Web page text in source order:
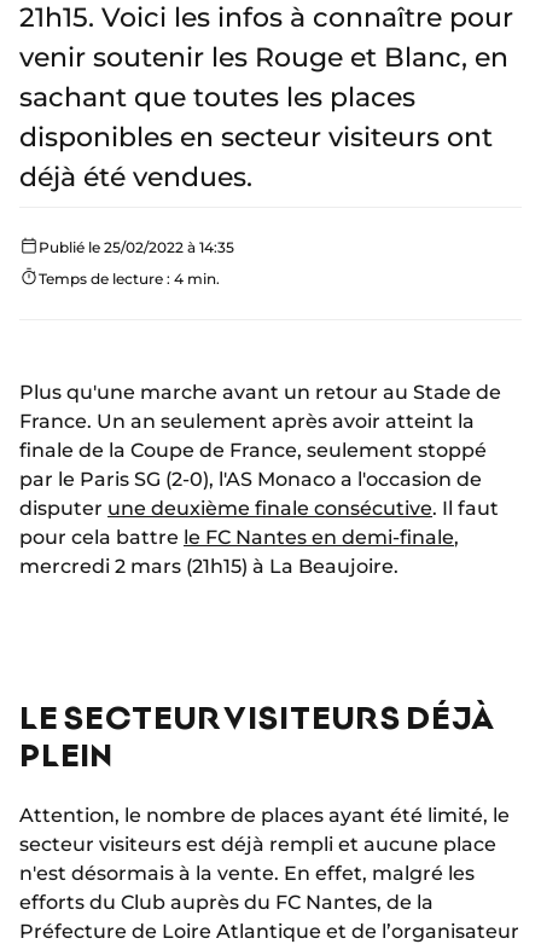
21h15. Voici les infos à connaître pour
venir soutenir les Rouge et Blanc, en
sachant que toutes les places
disponibles en secteur visiteurs ont
déjà été vendues.
Publié le 25/02/2022 à 14:35
Temps de lecture : 4 min.
Plus qu'une marche avant un retour au Stade de
France. Un an seulement après avoir atteint la
finale de la Coupe de France, seulement stoppé
par le Paris SG (2-0), l'AS Monaco a l'occasion de
disputer une deuxième finale consécutive. Il faut
pour cela battre le FC Nantes en demi-finale,
mercredi 2 mars (21h15) à La Beaujoire.
LE SECTEUR VISITEURS DÉJÀ
PLEIN
Attention, le nombre de places ayant été limité, le
secteur visiteurs est déjà rempli et aucune place
n'est désormais à la vente. En effet, malgré les
efforts du Club auprès du FC Nantes, de la
Préfecture de Loire Atlantique et de l’organisateur